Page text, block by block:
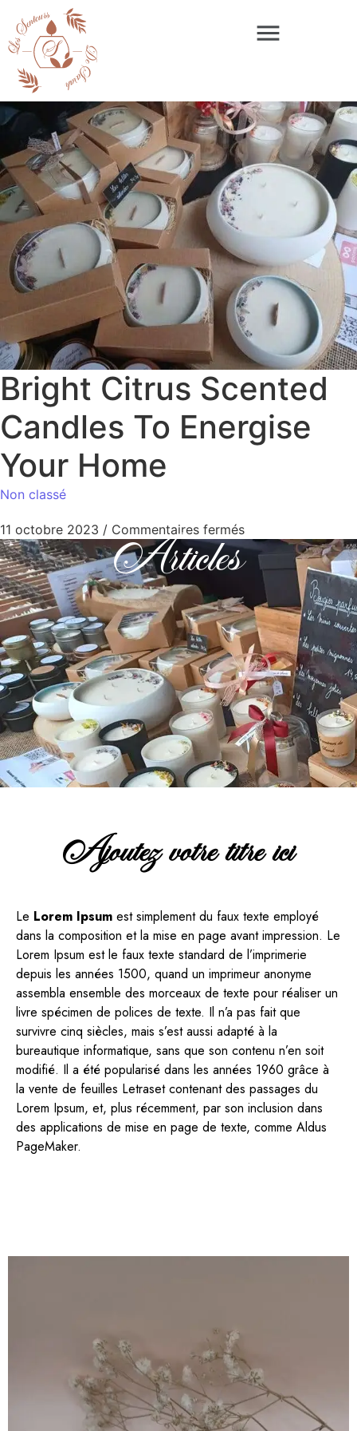
Bright Citrus Scented
Candles To Energise
Your Home
Non classé
11 octobre 2023 / Commentaires fermés
Articles
Ajoutez votre titre ici
Le Lorem Ipsum est simplement du faux texte employé
dans la composition et la mise en page avant impression. Le
Lorem Ipsum est le faux texte standard de l’imprimerie
depuis les années 1500, quand un imprimeur anonyme
assembla ensemble des morceaux de texte pour réaliser un
livre spécimen de polices de texte. Il n’a pas fait que
survivre cinq siècles, mais s’est aussi adapté à la
bureautique informatique, sans que son contenu n’en soit
modifié. Il a été popularisé dans les années 1960 grâce à
la vente de feuilles Letraset contenant des passages du
Lorem Ipsum, et, plus récemment, par son inclusion dans
des applications de mise en page de texte, comme Aldus
PageMaker.